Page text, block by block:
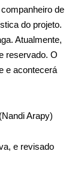
de
do projeto.
Atualmente,
reservado. O
e acontecerá
Arapy)
e revisado